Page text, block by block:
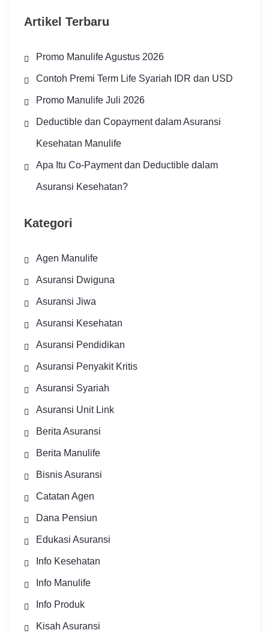
Artikel Terbaru
Promo Manulife Agustus 2026
Contoh Premi Term Life Syariah IDR dan USD
Promo Manulife Juli 2026
Deductible dan Copayment dalam Asuransi
Kesehatan Manulife
Apa Itu Co-Payment dan Deductible dalam
Asuransi Kesehatan?
Kategori
Agen Manulife
Asuransi Dwiguna
Asuransi Jiwa
Asuransi Kesehatan
Asuransi Pendidikan
Asuransi Penyakit Kritis
Asuransi Syariah
Asuransi Unit Link
Berita Asuransi
Berita Manulife
Bisnis Asuransi
Catatan Agen
Dana Pensiun
Edukasi Asuransi
Info Kesehatan
Info Manulife
Info Produk
Kisah Asuransi